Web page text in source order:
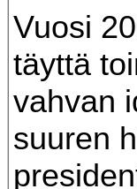
Vuosi
täyttä
vahvan
suuren